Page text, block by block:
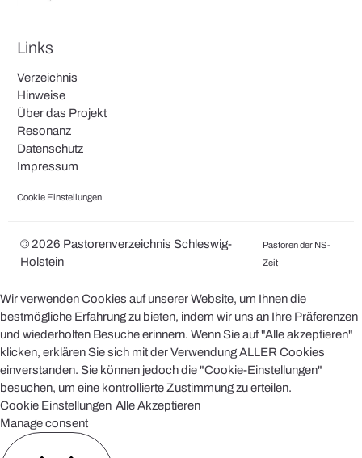
Links
Verzeichnis
Hinweise
Über das Projekt
Resonanz
Datenschutz
Impressum
Cookie Einstellungen
© 2026 Pastorenverzeichnis Schleswig-
Holstein
Pastoren der NS-
Zeit
Wir verwenden Cookies auf unserer Website, um Ihnen die
bestmögliche Erfahrung zu bieten, indem wir uns an Ihre Präferenzen
und wiederholten Besuche erinnern. Wenn Sie auf "Alle akzeptieren"
klicken, erklären Sie sich mit der Verwendung ALLER Cookies
einverstanden. Sie können jedoch die "Cookie-Einstellungen"
besuchen, um eine kontrollierte Zustimmung zu erteilen.
Cookie Einstellungen Alle Akzeptieren
Manage consent